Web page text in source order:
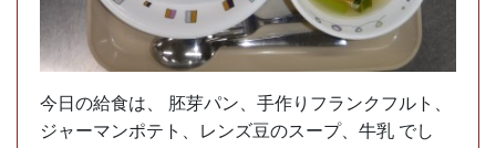
今日の給食は、 胚芽パン、手作りフランクフルト、
ジャーマンポテト、レンズ豆のスープ、牛乳 でし